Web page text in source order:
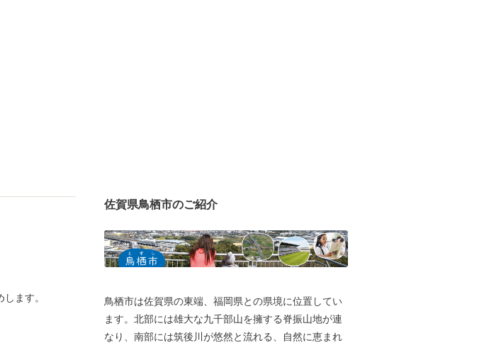
ます。
佐賀県鳥栖市のご紹介
鳥栖市は佐賀県の東端、福岡県との県境に位置してい
ます。北部には雄大な九千部山を擁する脊振山地が連
なり、南部には筑後川が悠然と流れる、自然に恵まれ